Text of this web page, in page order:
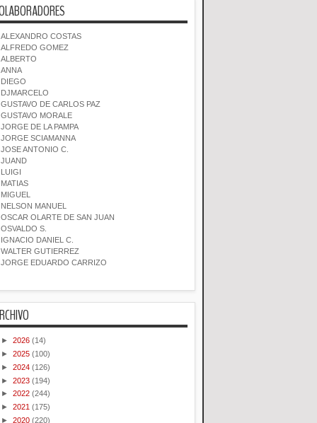
ALEXANDRO COSTAS
ALFREDO GOMEZ
ALBERTO
ANNA
DIEGO
DJMARCELO
GUSTAVO DE CARLOS PAZ
GUSTAVO MORALE
JORGE DE LA PAMPA
JORGE SCIAMANNA
JOSE ANTONIO C.
JUAND
LUIGI
MATIAS
MIGUEL
NELSON MANUEL
OSCAR OLARTE DE SAN JUAN
OSVALDO S.
IGNACIO DANIEL C.
WALTER GUTIERREZ
JORGE EDUARDO CARRIZO
► 2026 (14)
► 2025 (100)
► 2024 (126)
► 2023 (194)
► 2022 (244)
► 2021 (175)
► 2020 (220)